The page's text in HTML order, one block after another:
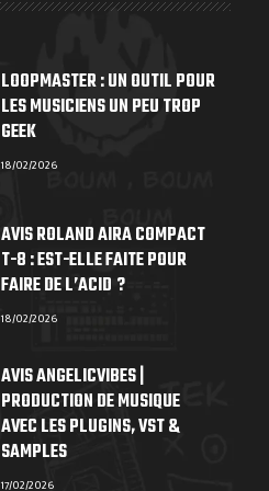
LOOPMASTER : UN OUTIL POUR
LES MUSICIENS UN PEU TROP
GEEK
18/02/2026
AVIS ROLAND AIRA COMPACT
T-8 : EST-ELLE FAITE POUR
FAIRE DE L’ACID ?
18/02/2026
AVIS ANGELICVIBES |
PRODUCTION DE MUSIQUE
AVEC LES PLUGINS, VST &
SAMPLES
17/02/2026